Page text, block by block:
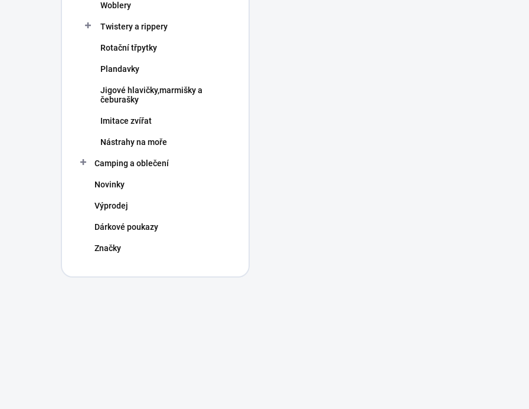
Woblery
Twistery a rippery
Rotační třpytky
Plandavky
Jigové hlavičky,marmišky a
čeburašky
Imitace zvířat
Nástrahy na moře
Camping a oblečení
Novinky
Výprodej
Dárkové poukazy
Značky